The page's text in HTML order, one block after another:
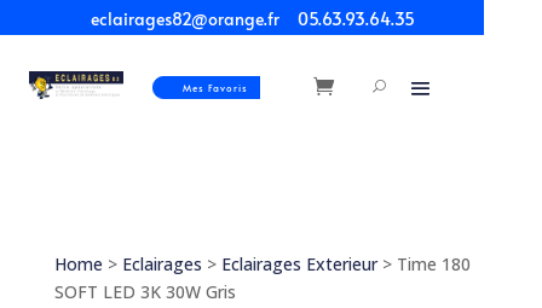
eclairages82@orange.fr 05.63.93.64.35
Mes Favoris
Home > Eclairages > Eclairages Exterieur> Time 180
SOFT LED 3K 30W Gris